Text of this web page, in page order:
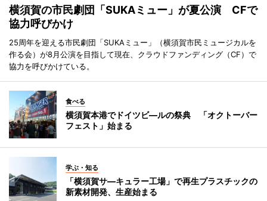
横須賀の市民劇団「SUKAミュー」が夏公演 CFで
協力呼びかけ
25周年を迎える市民劇団「SUKAミュー」（横須賀市民ミュージカルを
作る会）が8月公演を目指して現在、クラウドファンディング（CF）で
協力を呼びかけている。
食べる
横須賀本港でドイツビ―ルの祭典 「オクトーバー
フェスト」始まる
学ぶ・知る
「横須賀サ―キュラー工場」で再生プラスチックの
新素材開発、生産始まる